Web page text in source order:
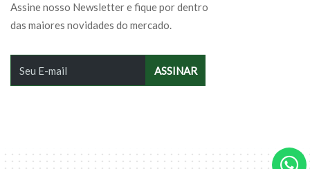
Assine nosso Newsletter e fique por dentro
das maiores novidades do mercado.